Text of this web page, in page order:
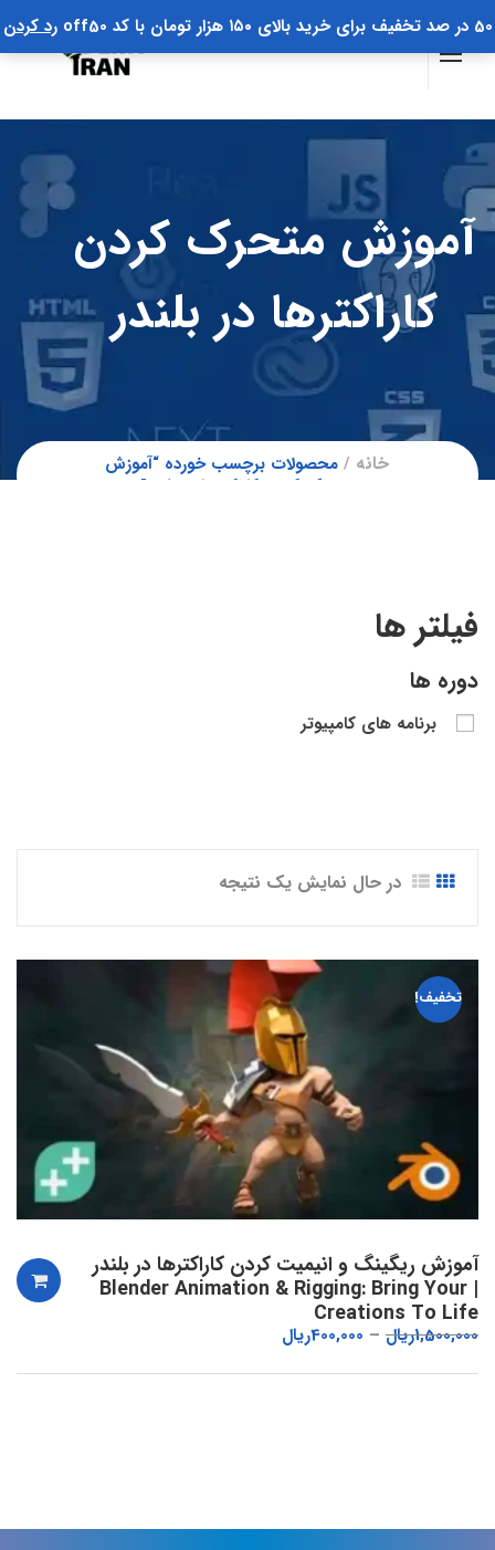
50 در صد تخفیف برای خرید بالای ۱۵۰ هزار تومان با کد off50 رد کردن
آموزش متحرک کردن
کاراکترها در بلندر
خانه
محصولات برچسب خورده “آموزش
متحرک کردن کاراکترها در بلندر”
در حال نمایش یک نتیجه
تخفیف!
آموزش ریگینگ و انیمیت کردن کاراکترها در بلندر
| Blender Animation & Rigging: Bring Your
Creations To Life
1,500,000ریال 400,000ریال
فیلتر ها
دوره ها
برنامه های کامپیوتر